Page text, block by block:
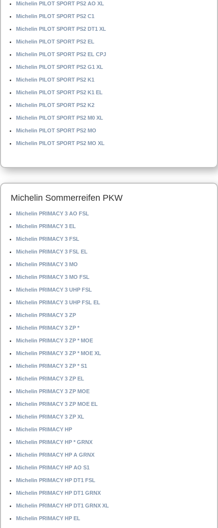
Michelin PILOT SPORT PS2 AO XL
Michelin PILOT SPORT PS2 C1
Michelin PILOT SPORT PS2 DT1 XL
Michelin PILOT SPORT PS2 EL
Michelin PILOT SPORT PS2 EL CPJ
Michelin PILOT SPORT PS2 G1 XL
Michelin PILOT SPORT PS2 K1
Michelin PILOT SPORT PS2 K1 EL
Michelin PILOT SPORT PS2 K2
Michelin PILOT SPORT PS2 M0 XL
Michelin PILOT SPORT PS2 MO
Michelin PILOT SPORT PS2 MO XL
Michelin Sommerreifen PKW
Michelin PRIMACY 3 AO FSL
Michelin PRIMACY 3 EL
Michelin PRIMACY 3 FSL
Michelin PRIMACY 3 FSL EL
Michelin PRIMACY 3 MO
Michelin PRIMACY 3 MO FSL
Michelin PRIMACY 3 UHP FSL
Michelin PRIMACY 3 UHP FSL EL
Michelin PRIMACY 3 ZP
Michelin PRIMACY 3 ZP *
Michelin PRIMACY 3 ZP * MOE
Michelin PRIMACY 3 ZP * MOE XL
Michelin PRIMACY 3 ZP * S1
Michelin PRIMACY 3 ZP EL
Michelin PRIMACY 3 ZP MOE
Michelin PRIMACY 3 ZP MOE EL
Michelin PRIMACY 3 ZP XL
Michelin PRIMACY HP
Michelin PRIMACY HP * GRNX
Michelin PRIMACY HP A GRNX
Michelin PRIMACY HP AO S1
Michelin PRIMACY HP DT1 FSL
Michelin PRIMACY HP DT1 GRNX
Michelin PRIMACY HP DT1 GRNX XL
Michelin PRIMACY HP EL